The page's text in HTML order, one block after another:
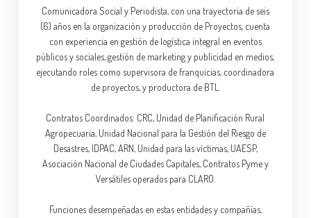
Comunicadora Social y Periodista, con una trayectoria de seis
(6) años en la organización y producción de Proyectos, cuenta
con experiencia en gestión de logística integral en eventos
públicos y sociales, gestión de marketing y publicidad en medios,
ejecutando roles como supervisora de franquicias, coordinadora
de proyectos, y productora de BTL.
Contratos Coordinados: CRC, Unidad de Planificación Rural
Agropecuaria, Unidad Nacional para la Gestión del Riesgo de
Desastres, IDPAC, ARN, Unidad para las víctimas, UAESP,
Asociación Nacional de Ciudades Capitales, Contratos Pyme y
Versátiles operados para CLARO.
Funciones desempeñadas en estas entidades y compañías,